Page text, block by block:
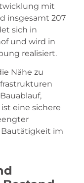
mit
insgesamt 207
sich in
und wird in
realisiert.
Nähe zu
eine sichere
Bautätigkeit im